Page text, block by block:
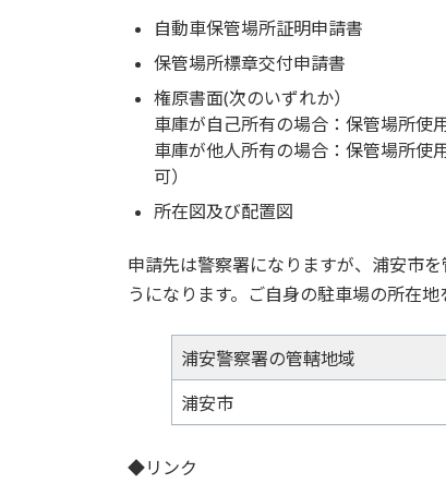
自動車保管場所証明申請書
保管場所標章交付申請書
権原書面(次のいずれか）
車庫が自己所有の場合：保管場所使
車庫が他人所有の場合：保管場所使
可）
所在図及び配置図
申請先は警察署になりますが、浦安市
うになります。ご自身の駐車場の所在
浦安警察署の管轄地域
浦安市
◆リンク